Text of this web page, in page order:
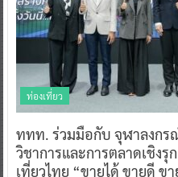
ท่องเที่ยว
ททท. ร่วมมือกับ จุฬาลงกร
วิชาการและการตลาดเชิง
เที่ยวไทย “ขายได้ ขายดี ข